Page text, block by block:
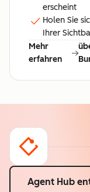
erscheint
Holen Sie
Ihrer
Mehr
erfahren
Agent Hub